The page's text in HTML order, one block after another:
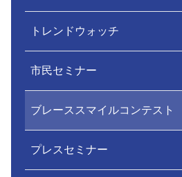
トレンドウォッチ
市民セミナー
ブレーススマイルコンテスト
プレスセミナー